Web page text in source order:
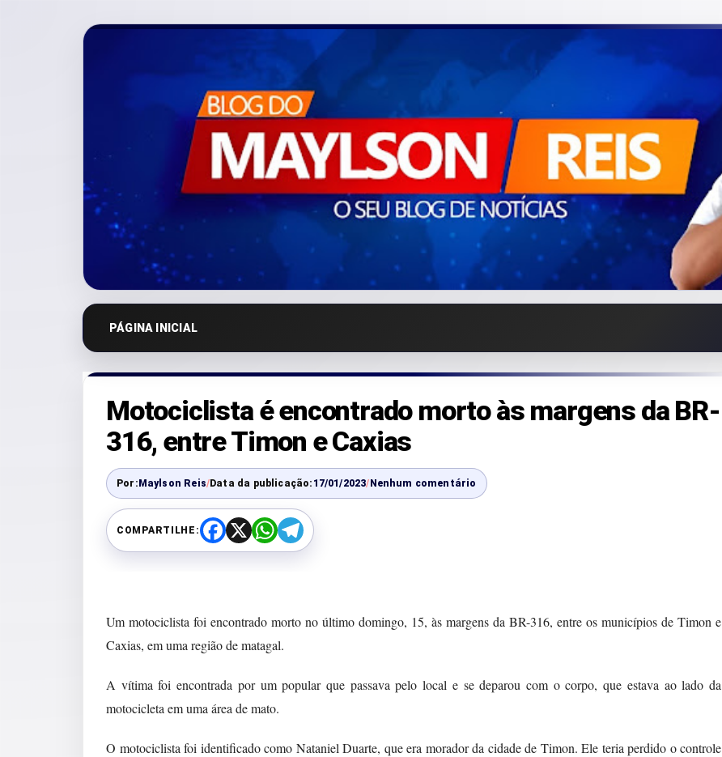
PÁGINA INICIAL
Motociclista é encontrado morto às margens da BR-
316, entre Timon e Caxias
Por:Maylson Reis/Data da publicação: 17/01/2023/Nenhum comentário
COMPARTILHE:
F
a
k
X
W
h
p
T
e
m
Um motociclista foi encontrado morto no último domingo, 15, às margens da BR-316, entre os municípios de Timon e
Caxias, em uma região de matagal.
A vítima foi encontrada por um popular que passava pelo local e se deparou com o corpo, que estava ao lado da
motocicleta em uma área de mato.
O motociclista foi identificado como Nataniel Duarte, que era morador da cidade de Timon. Ele teria perdido o controle